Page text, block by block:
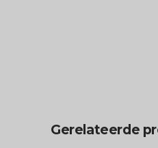
Gerelateerde